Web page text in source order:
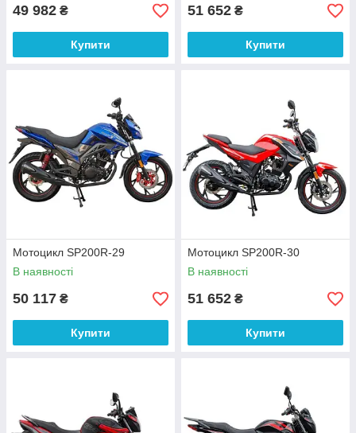
49 982 ₴
Купити
51 652 ₴
Купити
Мотоцикл SP200R-29
В наявності
50 117 ₴
Купити
Мотоцикл SP200R-30
В наявності
51 652 ₴
Купити